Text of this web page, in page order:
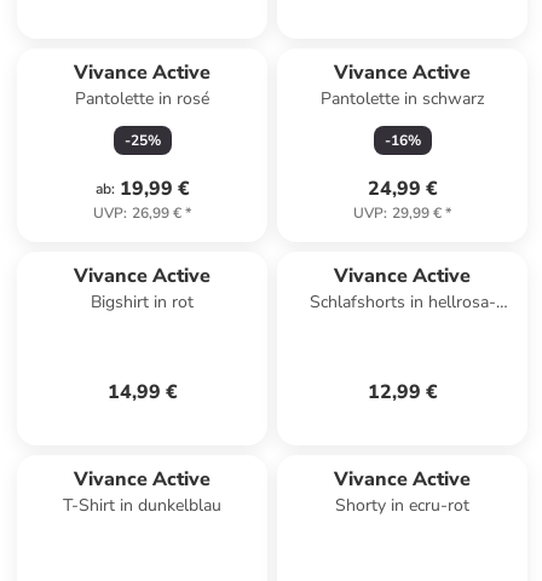
Vivance Active
Pantolette in rosé
-25%
ab: 19,99 €
UVP: 26,99 €*
Vivance Active
Pantolette in schwarz
-16%
24,99 €
UVP: 29,99 €*
Vivance Active
Bigshirt in rot
14,99 €
Vivance Active
Schlafshorts in hellrosa-
12,99 €
Vivance Active
T-Shirt in dunkelblau
Vivance Active
Shorty in ecru-rot